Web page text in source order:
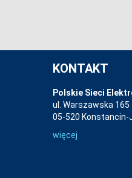
KONTAKT
Polskie Sieci
ul. Warszawska 165
05-520 Konstancin-
więcej